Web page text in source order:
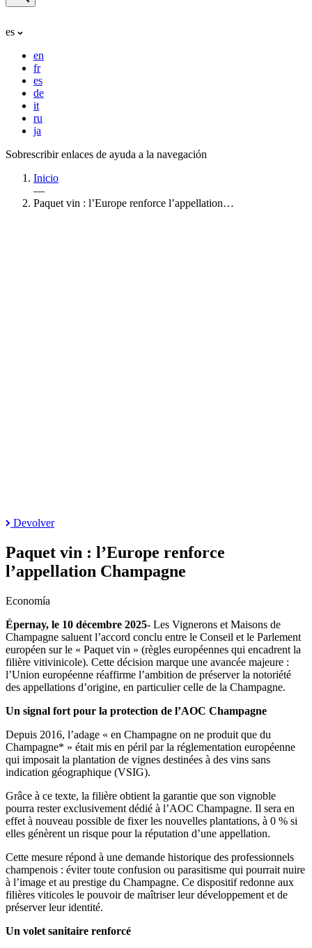
es
en
fr
es
de
it
ru
ja
Sobrescribir enlaces de ayuda a la navegación
Inicio
—
Paquet vin : l’Europe renforce l’appellation…
Devolver
Paquet vin : l’Europe renforce
l’appellation Champagne
Economía
Épernay, le 10 décembre 2025- Les Vignerons et Maisons de
Champagne saluent l’accord conclu entre le Conseil et le Parlement
européen sur le « Paquet vin » (règles européennes qui encadrent la
filière vitivinicole). Cette décision marque une avancée majeure :
l’Union européenne réaffirme l’ambition de préserver la notoriété
des appellations d’origine, en particulier celle de la Champagne.
Un signal fort pour la protection de l’AOC Champagne
Depuis 2016, l’adage « en Champagne on ne produit que du
Champagne* » était mis en péril par la réglementation européenne
qui imposait la plantation de vignes destinées à des vins sans
indication géographique (VSIG).
Grâce à ce texte, la filière obtient la garantie que son vignoble
pourra rester exclusivement dédié à l’AOC Champagne. Il sera en
effet à nouveau possible de fixer les nouvelles plantations, à 0 % si
elles génèrent un risque pour la réputation d’une appellation.
Cette mesure répond à une demande historique des professionnels
champenois : éviter toute confusion ou parasitisme qui pourrait nuire
à l’image et au prestige du Champagne. Ce dispositif redonne aux
filières viticoles le pouvoir de maîtriser leur développement et de
préserver leur identité.
Un volet sanitaire renforcé